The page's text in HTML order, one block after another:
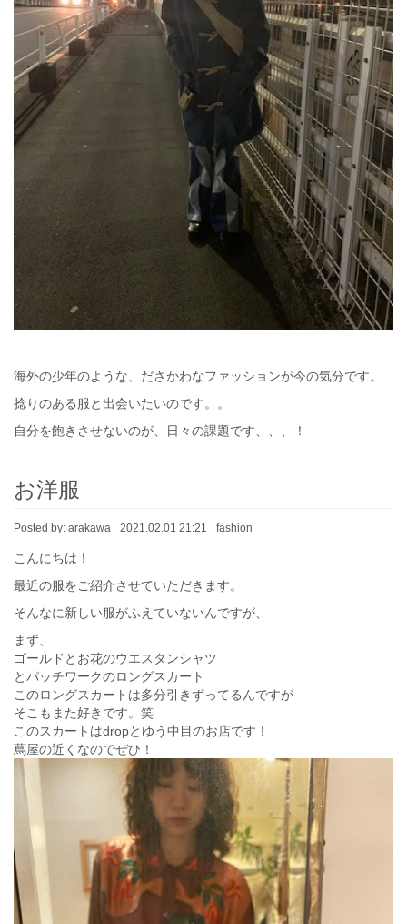
海外の少年のような、ださかわなファッションが今の気分です。
捻りのある服と出会いたいのです。。
自分を飽きさせないのが、日々の課題です、、、！
お洋服
Posted by: arakawa 2021.02.01 21:21 fashion
こんにちは！
最近の服をご紹介させていただきます。
そんなに新しい服がふえていないんですが、
まず、
ゴールドとお花のウエスタンシャツ
とパッチワークのロングスカート
このロングスカートは多分引きずってるんですが
そこもまた好きです。笑
このスカートはdropとゆう中目のお店です！
蔦屋の近くなのでぜひ！